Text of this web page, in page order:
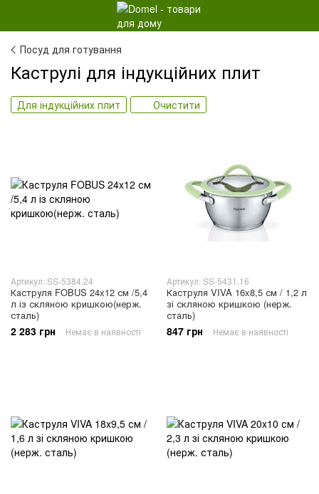
Посуд для готування
Каструлі для індукційних плит
Для індукційних плит Очистити
Артикул: SS-5384.24
Каструля FOBUS 24x12 см /5,4
л із скляною кришкою(нерж.
сталь)
2 283 грн Немає в наявності
Артикул: SS-5431.16
Каструля VIVA 16x8,5 см / 1,2 л
зі скляною кришкою (нерж.
сталь)
847 грн Немає в наявності